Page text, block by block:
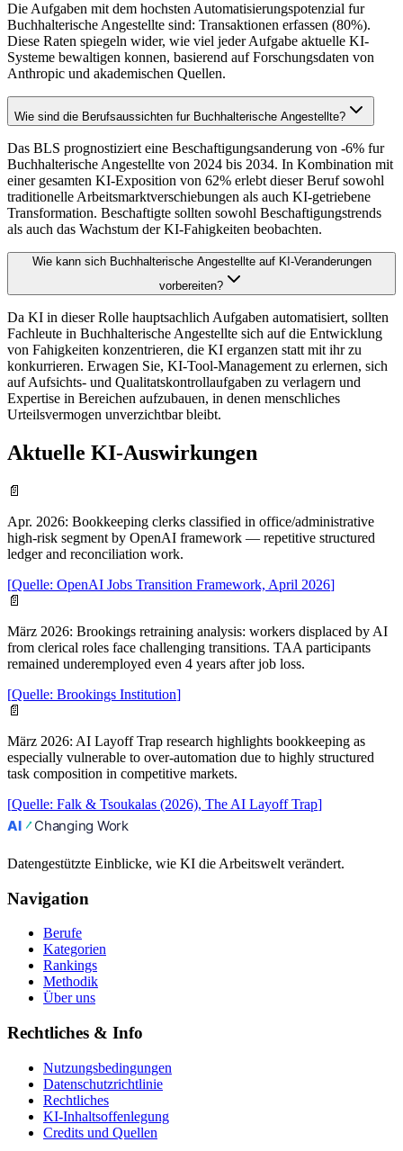
Die Aufgaben mit dem hochsten Automatisierungspotenzial fur
Buchhalterische Angestellte sind: Transaktionen erfassen (80%).
Diese Raten spiegeln wider, wie viel jeder Aufgabe aktuelle KI-
Systeme bewaltigen konnen, basierend auf Forschungsdaten von
Anthropic und akademischen Quellen.
Wie sind die Berufsaussichten fur Buchhalterische Angestellte?
Das BLS prognostiziert eine Beschaftigungsanderung von -6% fur
Buchhalterische Angestellte von 2024 bis 2034. In Kombination mit
einer gesamten KI-Exposition von 62% erlebt dieser Beruf sowohl
traditionelle Arbeitsmarktverschiebungen als auch KI-getriebene
Transformation. Beschaftigte sollten sowohl Beschaftigungstrends
als auch das Wachstum der KI-Fahigkeiten beobachten.
Wie kann sich Buchhalterische Angestellte auf KI-Veranderungen
vorbereiten?
Da KI in dieser Rolle hauptsachlich Aufgaben automatisiert, sollten
Fachleute in Buchhalterische Angestellte sich auf die Entwicklung
von Fahigkeiten konzentrieren, die KI erganzen statt mit ihr zu
konkurrieren. Erwagen Sie, KI-Tool-Management zu erlernen, sich
auf Aufsichts- und Qualitatskontrollaufgaben zu verlagern und
Expertise in Bereichen aufzubauen, in denen menschliches
Urteilsvermogen unverzichtbar bleibt.
Aktuelle KI-Auswirkungen
📄
Apr. 2026: Bookkeeping clerks classified in office/administrative
high-risk segment by OpenAI framework — repetitive structured
ledger and reconciliation work.
[Quelle: OpenAI Jobs Transition Framework, April 2026]
📄
März 2026: Brookings retraining analysis: workers displaced by AI
from clerical roles face challenging transitions. TAA participants
remained underemployed even 4 years after job loss.
[Quelle: Brookings Institution]
📄
März 2026: AI Layoff Trap research highlights bookkeeping as
especially vulnerable to over-automation due to highly structured
task composition in competitive markets.
[Quelle: Falk & Tsoukalas (2026), The AI Layoff Trap]
Datengestützte Einblicke, wie KI die Arbeitswelt verändert.
Navigation
Berufe
Kategorien
Rankings
Methodik
Über uns
Rechtliches & Info
Nutzungsbedingungen
Datenschutzrichtlinie
Rechtliches
KI-Inhaltsoffenlegung
Credits und Quellen